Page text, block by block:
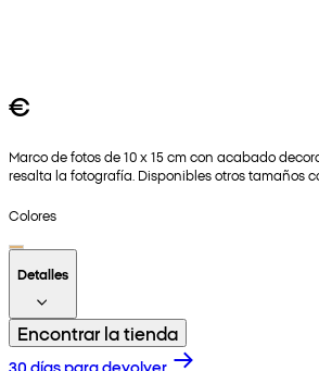
€
Marco de fotos de 10 x 15 cm con acabado
resalta la fotografía. Disponibles otros tamaños
Colores
Detalles
Encontrar la tienda
30 días para devolver